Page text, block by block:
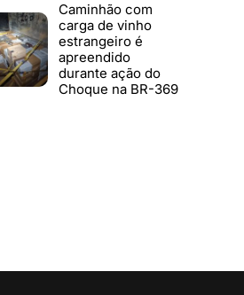
Caminhão com
carga de vinho
estrangeiro é
apreendido
durante ação do
Choque na BR-369